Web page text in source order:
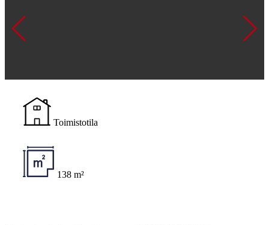
Toimistotila
138 m²